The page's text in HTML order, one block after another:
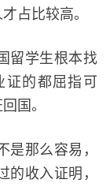
占比较高。
学生根本找
证的都屈指可
国。
那么容易，
收入证明，